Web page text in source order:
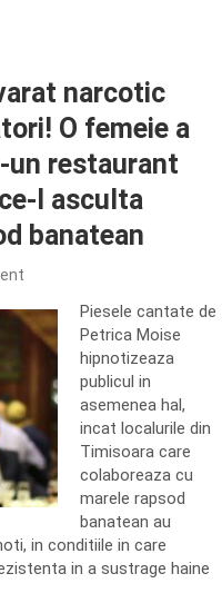
narcotic
O femeie a
un restaurant
l asculta
banatean
Piesele cantate de
Petrica Moise
hipnotizeaza
publicul in
asemenea hal,
incat localurile din
Timisoara care
colaboreaza cu
marele rapsod
banatean au
in conditiile in care
in a sustrage haine